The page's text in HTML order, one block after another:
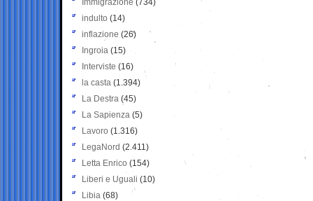
Immigrazione (734)
indulto (14)
inflazione (26)
Ingroia (15)
Interviste (16)
la casta (1.394)
La Destra (45)
La Sapienza (5)
Lavoro (1.316)
LegaNord (2.411)
Letta Enrico (154)
Liberi e Uguali (10)
Libia (68)